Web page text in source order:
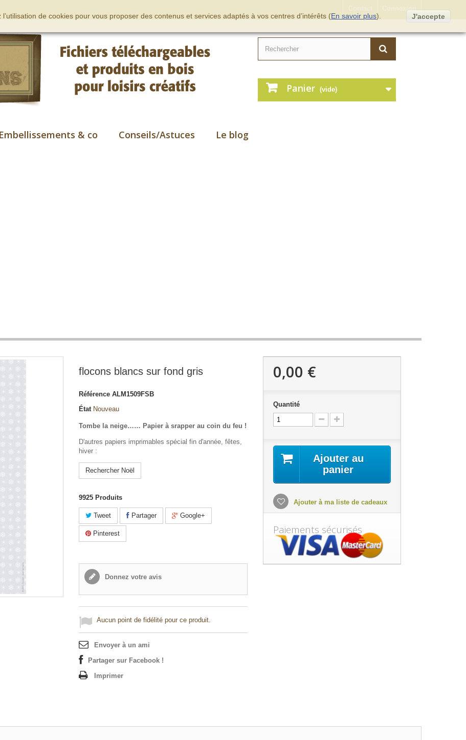
Connexion
Panier (vide)
Embellissements & co Conseils/Astuces Le blog
flocons blancs sur fond gris
Référence ALM1509FSB
État Nouveau
Tombe la neige…… Papier à srapper au coin du feu !
D'autres papiers imprimables spécial fin d'année, fêtes,
hiver :
Rechercher Noël
9925 Produits
Tweet Partager Google+
Pinterest
Donnez votre avis
Aucun point de fidélité pour ce produit.
Envoyer à un ami
Partager sur Facebook !
Imprimer
0,00 €
Quantité
Ajouter au
panier
Ajouter à ma liste de cadeaux
Paiements sécurisés
de cookies pour vous proposer des contenus et services adaptés à vos centres d’intérêts (En savoir plus). J'accepte